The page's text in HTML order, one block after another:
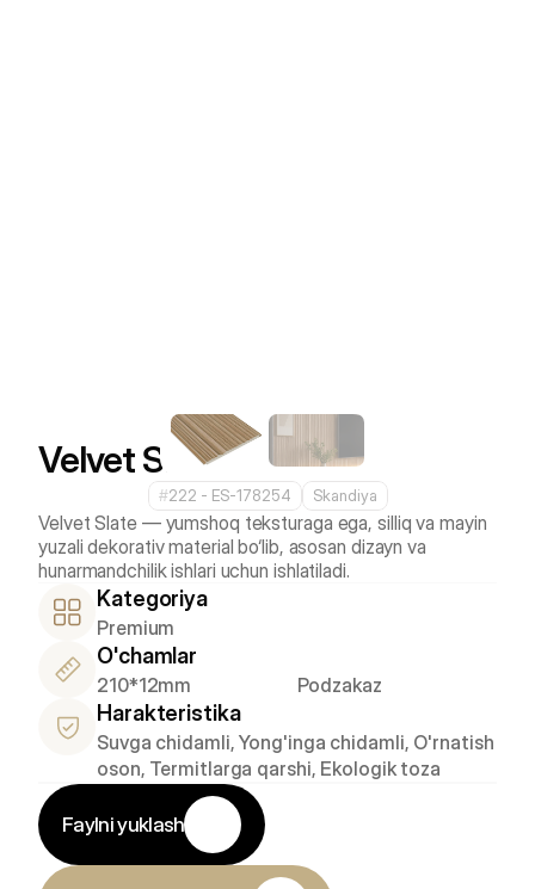
Velvet Slate
#222 - ES-178254 Skandiya
Velvet Slate — yumshoq teksturaga ega, silliq va mayin
yuzali dekorativ material bo‘lib, asosan dizayn va
hunarmandchilik ishlari uchun ishlatiladi.
Kategoriya
Premium
O'chamlar
210*12mm Podzakaz
Harakteristika
Suvga chidamli, Yong'inga chidamli, O'rnatish
oson, Termitlarga qarshi, Ekologik toza
Faylni yuklash